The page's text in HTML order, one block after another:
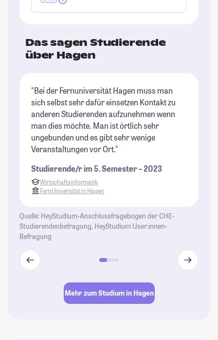
Das sagen Studierende
über Hagen
"Bei der Fernuniversität Hagen muss man
sich selbst sehr dafür einsetzen Kontakt zu
anderen Studierenden aufzunehmen wenn
man dies möchte. Man ist örtlich sehr
ungebunden und es gibt sehr wenige
Veranstaltungen vor Ort."
Studierende/r im 5. Semester – 2023
Wirtschaftsinformatik
FernUniversität in Hagen
Quelle: HeyStudium-Anschlussfragebogen der CHE-
Studierendenbefragung, HeyStudium User:innen-
Befragung
Mehr zum Studium in Hagen